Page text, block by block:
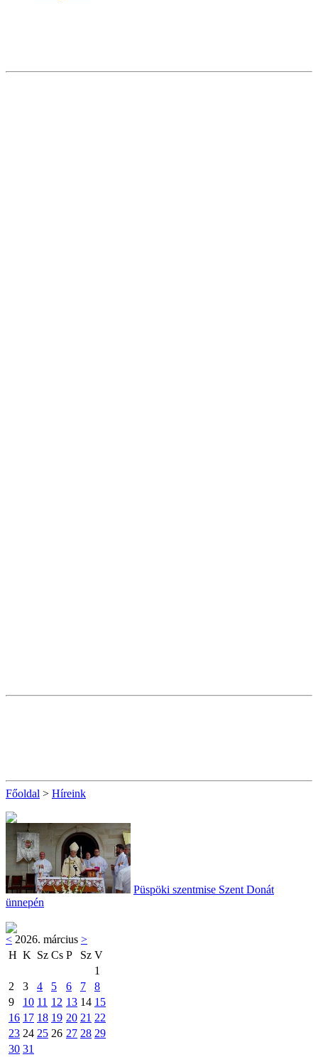
Főoldal > Híreink
Püspöki szentmise Szent Donát
ünnepén
< 2026. március >
H K Sz Cs P Sz V
1
2
3 4 5 6 7
8
9
10 11 12 13 14 15
16 17 18 19 20 21 22
23 24 25 26 27 28 29
30 31